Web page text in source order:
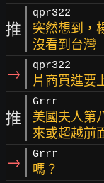
推
qpr322
突然想到，
沒看到台灣
→ qpr322
片商買進要
推
Grrr
美國夫人第
來或超越前
→ Grrr
嗎？